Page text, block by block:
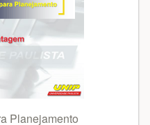
Planejamento